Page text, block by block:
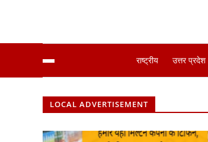
राष्ट्रीय उत्तर प्रदेश
LOCAL ADVERTISEMENT